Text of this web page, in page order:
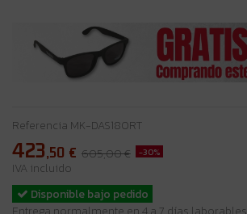
Referencia MK-DAS180RT
423,50 € 605,00 € -30%
IVA incluido
Disponible bajo pedido